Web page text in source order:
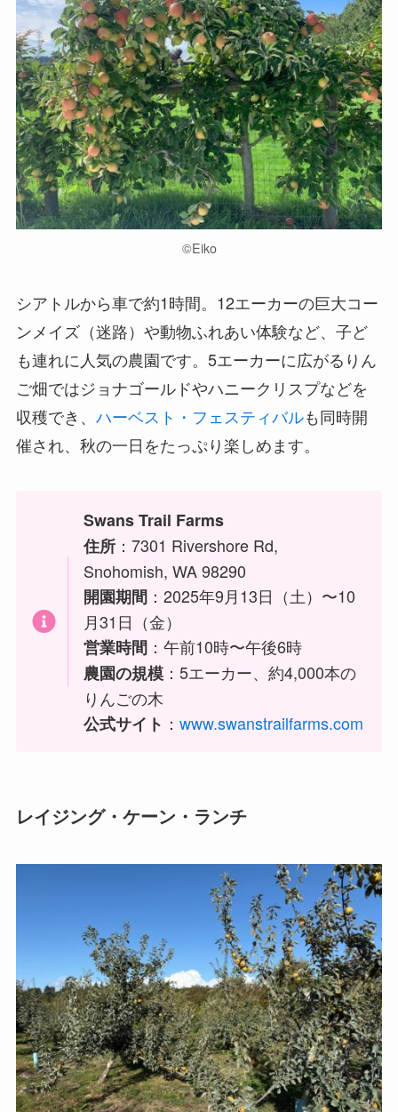
©︎Eiko
シアトルから車で約1時間。12エーカーの巨大コー
ンメイズ（迷路）や動物ふれあい体験など、子ど
も連れに人気の農園です。5エーカーに広がるりん
ご畑ではジョナゴールドやハニークリスプなどを
収穫でき、 ハーベスト・フェスティバルも同時開
催され、秋の一日をたっぷり楽しめます。
Swans Trail Farms
住所 ：7301 Rivershore Rd,
Snohomish, WA 98290
開園期間 ：2025年9月13日（土）〜10
月31日（金）
営業時間 ：午前10時〜午後6時
農園の規模 ：5エーカー、約4,000本の
りんごの木
公式サイト ：www.swanstrailfarms.com
レイジング・ケーン・ランチ